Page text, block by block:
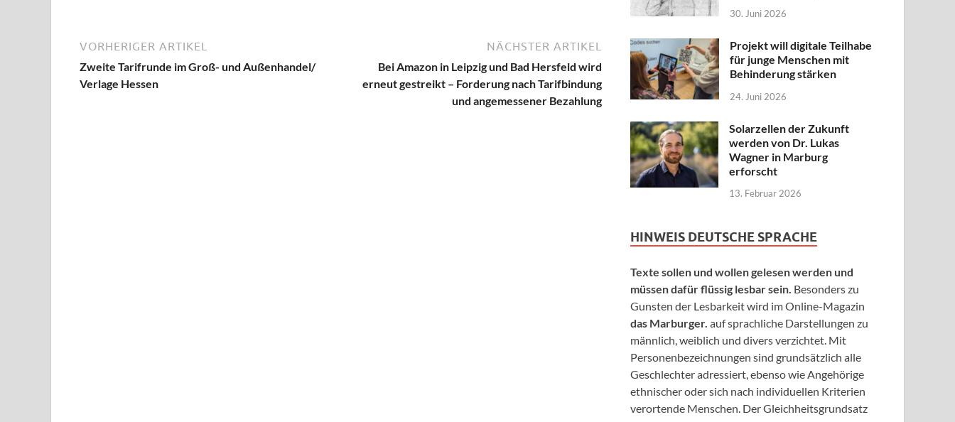
VORHERIGER ARTIKEL
Zweite Tarifrunde im Groß- und Außenhandel/
Verlage Hessen
NÄCHSTER ARTIKEL
Bei Amazon in Leipzig und Bad Hersfeld wird
erneut gestreikt – Forderung nach Tarifbindung
und angemessener Bezahlung
30. Juni 2026
Projekt will digitale Teilhabe
für junge Menschen mit
Behinderung stärken
24. Juni 2026
Solarzellen der Zukunft
werden von Dr. Lukas
Wagner in Marburg
erforscht
13. Februar 2026
HINWEIS DEUTSCHE SPRACHE
Texte sollen und wollen gelesen werden und
müssen dafür flüssig lesbar sein. Besonders zu
Gunsten der Lesbarkeit wird im Online-Magazin
das Marburger. auf sprachliche Darstellungen zu
männlich, weiblich und divers verzichtet. Mit
Personenbezeichnungen sind grundsätzlich alle
Geschlechter adressiert, ebenso wie Angehörige
ethnischer oder sich nach individuellen Kriterien
verortende Menschen. Der Gleichheitsgrundsatz